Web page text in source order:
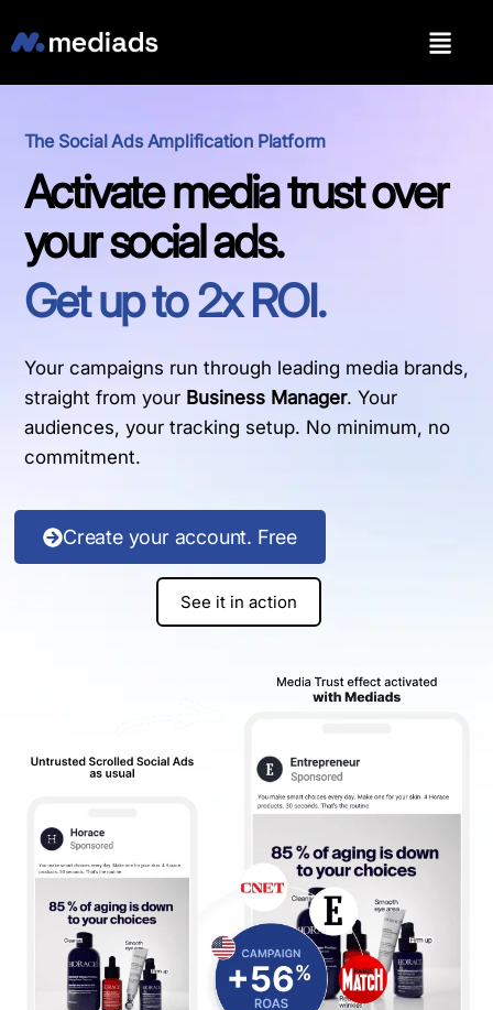
The Social Ads Amplification Platform
Activate media trust over
your social ads.
Get up to 2x ROI.
Your campaigns run through leading media brands,
straight from your Business Manager. Your
audiences, your tracking setup. No minimum, no
commitment.
Create your account. Free
See it in action